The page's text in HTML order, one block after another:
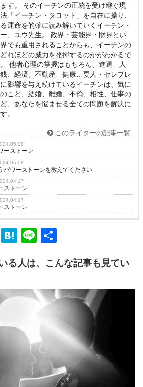
す。 そのイーチンの正統を受け継ぐ現
「イーチン・タロット」を自在に操り、
運命を的確に読み解いていくイーチン・
、ユウ先生。 政界・芸能界・財界とい
でも重用されることからも、イーチンの
れほどの威力を発揮するのかがわかるで
他者心理の掌握はもちろん、進退、人
、経済、不動産、健康…要人・セレブレ
影響を与え続けているイーチンは、気に
こと、結婚、離婚、不倫、相性、仕事の
、あなたを悩ませる全ての問題を解決に
。
このライターの記事一覧
ーストーン
パワーストーンを教えてください
ストーン
ストーン
Twitter
Hatena
Line
る人は、こんな記事も見てい